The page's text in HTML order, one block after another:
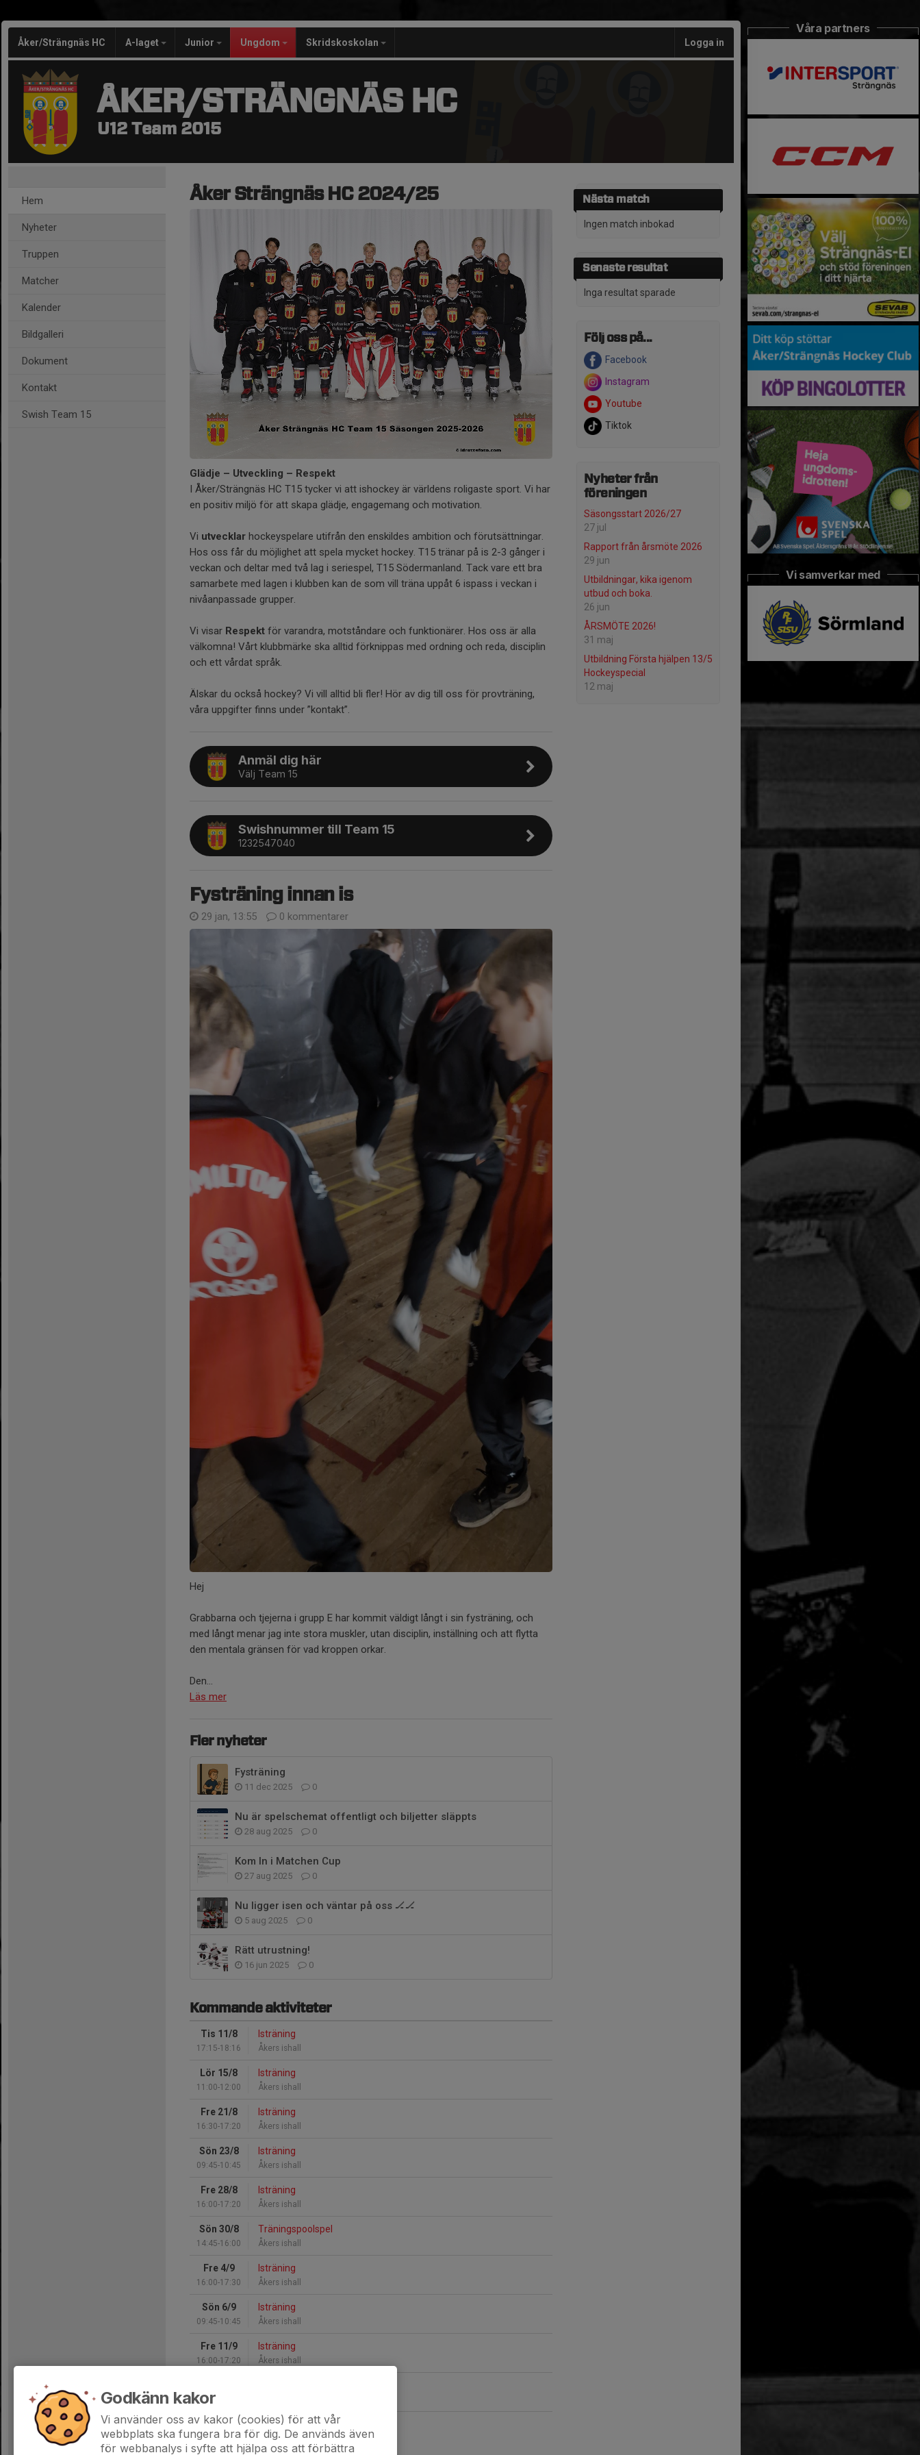
Åker/Strängnäs HC A-laget Junior Ungdom Skridskoskolan Logga in
ÅKER/STRÄNGNÄS HC
U12 Team 2015
Hem
Nyheter
Truppen
Matcher
Kalender
Bildgalleri
Dokument
Kontakt
Swish Team 15
Nästa match
Ingen match inbokad
Senaste resultat
Inga resultat sparade
Följ oss på...
Facebook
Instagram
Youtube
Tiktok
Nyheter från
föreningen
Säsongsstart 2026/27
27 jul
Rapport från årsmöte 2026
29 jun
Utbildningar, kika igenom
utbud och boka.
26 jun
ÅRSMÖTE 2026!
31 maj
Utbildning Första hjälpen 13/5
Hockeyspecial
12 maj
Åker Strängnäs HC 2024/25
Glädje – Utveckling – Respekt
I Åker/Strängnäs HC T15 tycker vi att ishockey är världens roligaste sport. Vi har
en positiv miljö för att skapa glädje, engagemang och motivation.
Vi utvecklar hockeyspelare utifrån den enskildes ambition och förutsättningar.
Hos oss får du möjlighet att spela mycket hockey. T15 tränar på is 2-3 gånger i
veckan och deltar med två lag i seriespel, T15 Södermanland. Tack vare ett bra
samarbete med lagen i klubben kan de som vill träna uppåt 6 ispass i veckan i
nivåanpassade grupper.
Vi visar Respekt för varandra, motståndare och funktionärer. Hos oss är alla
välkomna! Vårt klubbmärke ska alltid förknippas med ordning och reda, disciplin
och ett vårdat språk.
Älskar du också hockey? Vi vill alltid bli fler! Hör av dig till oss för provträning,
våra uppgifter finns under ”kontakt”.
Anmäl dig här
Välj Team 15
Swishnummer till Team 15
1232547040
Fysträning innan is
29 jan, 13:55 0 kommentarer
Hej
Grabbarna och tjejerna i grupp E har kommit väldigt långt i sin fysträning, och
med långt menar jag inte stora muskler, utan disciplin, inställning och att flytta
den mentala gränsen för vad kroppen orkar.
Den...
Läs mer
Fler nyheter
Fysträning
11 dec 2025 0
Nu är spelschemat offentligt och biljetter släppts
28 aug 2025 0
Kom In i Matchen Cup
27 aug 2025 0
Nu ligger isen och väntar på oss 🏒🏒
5 aug 2025 0
Rätt utrustning!
16 jun 2025 0
Kommande aktiviteter
Tis 11/8
17:15-18:16
Isträning
Åkers ishall
Lör 15/8
11:00-12:00
Isträning
Åkers ishall
Fre 21/8
16:30-17:20
Isträning
Åkers ishall
Sön 23/8
09:45-10:45
Isträning
Åkers ishall
Fre 28/8
16:00-17:20
Isträning
Åkers ishall
Sön 30/8
14:45-16:00
Träningspoolspel
Åkers ishall
Fre 4/9
16:00-17:30
Isträning
Åkers ishall
Sön 6/9
09:45-10:45
Isträning
Åkers ishall
Fre 11/9
16:00-17:20
Isträning
Åkers ishall
14:45-16:00
Hela kalendern
Våra partners
Vi samverkar med
Godkänn kakor
Vi använder oss av kakor (cookies) för att vår
webbplats ska fungera bra för dig. De används även
för webbanalys i syfte att hjälpa oss att förbättra